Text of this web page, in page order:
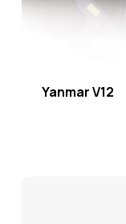
Yanmar V12